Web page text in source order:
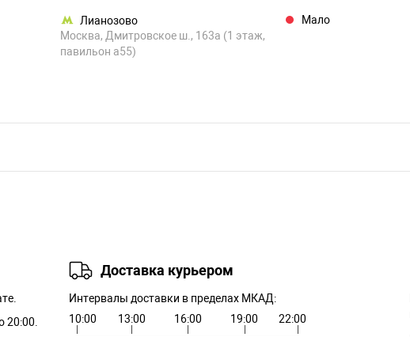
Лианозово
Москва, Дмитровское ш., 163а (1 этаж,
павильон а55)
Мало
20:00.
Доставка курьером
Интервалы доставки в пределах МКАД:
10:00
13:00 16:00 19:00 22:00